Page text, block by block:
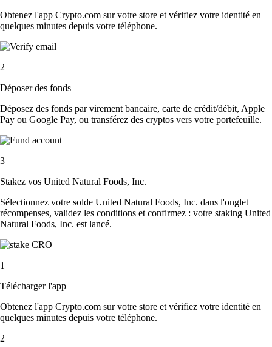
Obtenez l'app Crypto.com sur votre store et vérifiez votre identité en
quelques minutes depuis votre téléphone.
2
Déposer des fonds
Déposez des fonds par virement bancaire, carte de crédit/débit, Apple
Pay ou Google Pay, ou transférez des cryptos vers votre portefeuille.
3
Stakez vos United Natural Foods, Inc.
Sélectionnez votre solde United Natural Foods, Inc. dans l'onglet
récompenses, validez les conditions et confirmez : votre staking United
Natural Foods, Inc. est lancé.
1
Télécharger l'app
Obtenez l'app Crypto.com sur votre store et vérifiez votre identité en
quelques minutes depuis votre téléphone.
2